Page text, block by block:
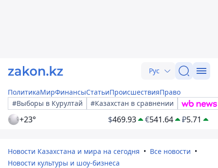
Рус
ПолитикаМирФинансыСтатьиПроисшествияПраво
#Выборы в Курултай
#Казахстан в сравнении
+23° $469.93 €541.64 ₽5.71
Новости Казахстана и мира на сегодня
Все новости
Новости культуры и шоу-бизнеса